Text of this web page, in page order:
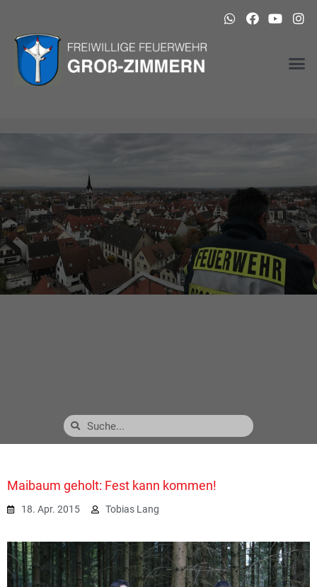
Maibaum geholt: Fest kann kommen!
18. Apr. 2015 Tobias Lang